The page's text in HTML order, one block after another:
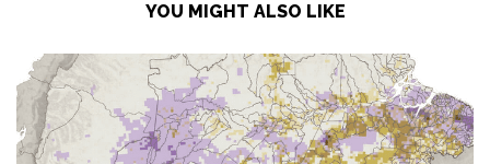
YOU MIGHT ALSO LIKE